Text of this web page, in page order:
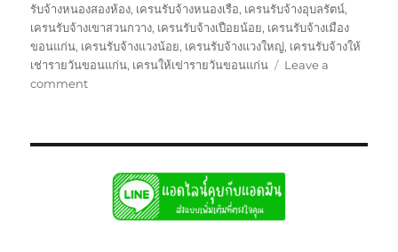
รับจ้างหนองสองห้อง, เครนรับจ้างหนองเรือ, เครนรับจ้างอุบลรัตน์,
เครนรับจ้างเขาสวนกวาง, เครนรับจ้างเปือยน้อย, เครนรับจ้างเมือง
ขอนแก่น, เครนรับจ้างแวงน้อย, เครนรับจ้างแวงใหญ่, เครนรับจ้างให้
เช่ารายวันขอนแก่น, เครนให้เข่ารายวันขอนแก่น
Leave a
commenton